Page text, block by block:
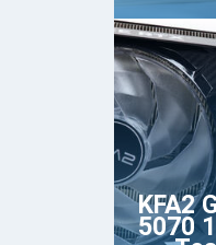
KFA2
5070